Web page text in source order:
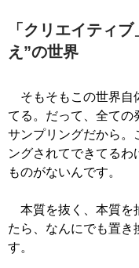
「クリエイティ
え”の世界
そもそもこの世界自
てる。だって、全ての
サンプリングだから。
ングされてできてる
ものがないんです。
本質を抜く、本質を
たら、なんにでも置き
す。